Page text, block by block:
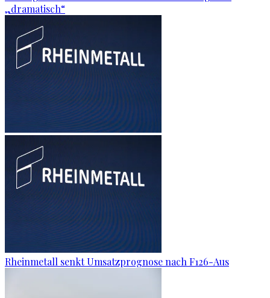
„dramatisch“
Rheinmetall senkt Umsatzprognose nach F126-Aus